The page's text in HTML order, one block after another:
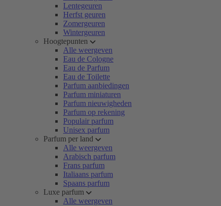
Lentegeuren
Herfst geuren
Zomergeuren
Wintergeuren
Hoogtepunten
Alle weergeven
Eau de Cologne
Eau de Parfum
Eau de Toilette
Parfum aanbiedingen
Parfum miniaturen
Parfum nieuwigheden
Parfum op rekening
Populair parfum
Unisex parfum
Parfum per land
Alle weergeven
Arabisch parfum
Frans parfum
Italiaans parfum
Spaans parfum
Luxe parfum
Alle weergeven